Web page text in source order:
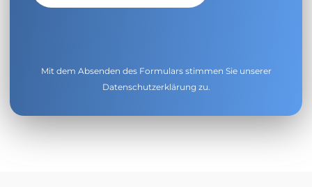
Mit dem Absenden des Formulars stimmen Sie unserer
Datenschutzerklärung zu.